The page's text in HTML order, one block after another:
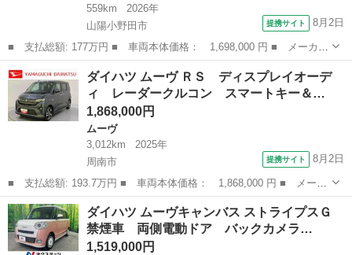
559km
2026年
山陽小野田市
提携サイト 8月2日
■ 支払総額: 177万円 ■ 車両本体価格： 1,698,000 円 ■ メーカー
名： ダイハツ ■ 車種名： アトレー ■ グレード名： ＲＳ エ
コアイドル レーダーＣ 両側Ｐドア 電動格納 レーンキープアシ
スト ＬＥ...
山口 山陽小野田市
ダイハツ ムーヴ ＲＳ ディスプレイオーデ
ィ レーダークルコン スマートキー＆…
1,868,000円
ムーヴ
3,012km
2025年
周南市
提携サイト 8月2日
■ 支払総額: 193.7万円 ■ 車両本体価格： 1,868,000 円 ■ メーカ
ー名： ダイハツ ■ 車種名： ムーヴ ■ グレード名： ＲＳ デ
ィスプレイオーディ レーダークルコン スマートキー＆プッシュス
タート ...
山口 周南市 ムーヴ
ダイハツ ムーヴキャンバス ストライプスＧ
禁煙車 両側電動ドア バックカメラ…
1,519,000円